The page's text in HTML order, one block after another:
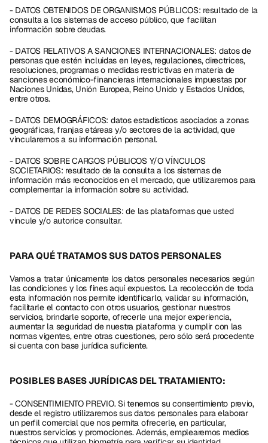
- DATOS OBTENIDOS DE ORGANISMOS PÚBLICOS: resultado de la
consulta a los sistemas de acceso público, que facilitan
información sobre deudas.
- DATOS RELATIVOS A SANCIONES INTERNACIONALES: datos de
personas que estén incluidas en leyes, regulaciones, directrices,
resoluciones, programas o medidas restrictivas en materia de
sanciones económico-financieras internacionales impuestas por
Naciones Unidas, Unión Europea, Reino Unido y Estados Unidos,
entre otros.
- DATOS DEMOGRÁFICOS: datos estadísticos asociados a zonas
geográficas, franjas etáreas y/o sectores de la actividad, que
vincularemos a su información personal.
- DATOS SOBRE CARGOS PÚBLICOS Y/O VÍNCULOS
SOCIETARIOS: resultado de la consulta a los sistemas de
información más reconocidos en el mercado, que utilizaremos para
complementar la información sobre su actividad.
- DATOS DE REDES SOCIALES: de las plataformas que usted
vincule y/o autorice consultar.
PARA QUÉ TRATAMOS SUS DATOS PERSONALES
Vamos a tratar únicamente los datos personales necesarios según
las condiciones y los fines aquí expuestos. La recolección de toda
esta información nos permite identificarlo, validar su información,
facilitarle el contacto con otros usuarios, gestionar nuestros
servicios, brindarle soporte, ofrecerle una mejor experiencia,
aumentar la seguridad de nuestra plataforma y cumplir con las
normas vigentes, entre otras cuestiones, pero sólo será procedente
si cuenta con base jurídica suficiente.
POSIBLES BASES JURÍDICAS DEL TRATAMIENTO:
- CONSENTIMIENTO PREVIO. Si tenemos su consentimiento previo,
desde el registro utilizaremos sus datos personales para elaborar
un perfil comercial que nos permita ofrecerle, en particular,
nuestros servicios y promociones. Además, emplearemos medios